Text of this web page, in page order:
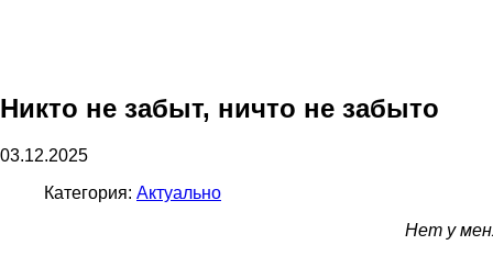
Никто не забыт, ничто не забыто
03.12.2025
Категория: Актуально
Нет у